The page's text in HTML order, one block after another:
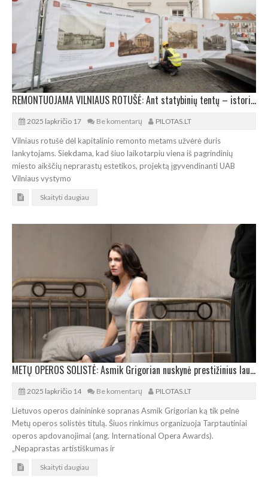
REMONTUOJAMA VILNIAUS ROTUŠĖ: Ant statybinių tentų – istorinės fotografijos
2025 lapkričio 17 Be komentarų PILOTAS.LT
Vilniaus rotušė dėl kapitalinio remonto metams užvėrė duris
lankytojams. Siekdama, kad šiuo laikotarpiu viena iš pagrindinių
miesto aikščių neprarastų estetikos, projektą įgyvendinanti UAB
Vilniaus vystymo
Skaityti daugiau
METŲ OPEROS SOLISTĖ: Asmik Grigorian nuskynė prestižinius laurus
2025 lapkričio 14 Be komentarų PILOTAS.LT
Lietuvos operos dainininkė sopranas Asmik Grigorian ką tik pelnė
Metų operos solistės titulą. Šiuos rinkimus organizuoja Tarptautiniai
operos apdovanojimai (ang. International Opera Awards).
„Nepaprastas artistiškumas ir
Skaityti daugiau